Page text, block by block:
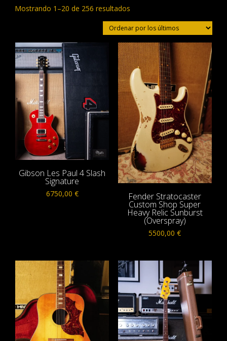
Mostrando 1–20 de 256 resultadosOrdenado
por
los
últimos
Gibson Les Paul 4 Slash
Signature
6750,00 € Fender Stratocaster
Custom Shop Super
Heavy Relic Sunburst
(Overspray)
5500,00€